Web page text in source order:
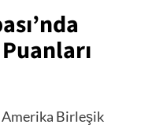
Birleşik